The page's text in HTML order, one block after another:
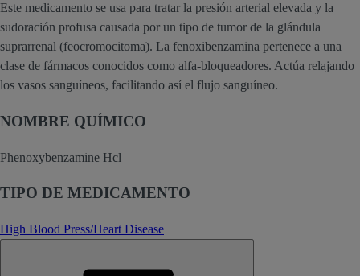
Este medicamento se usa para tratar la presión arterial elevada y la
sudoración profusa causada por un tipo de tumor de la glándula
suprarrenal (feocromocitoma). La fenoxibenzamina pertenece a una
clase de fármacos conocidos como alfa-bloqueadores. Actúa relajando
los vasos sanguíneos, facilitando así el flujo sanguíneo.
NOMBRE QUÍMICO
Phenoxybenzamine Hcl
TIPO DE MEDICAMENTO
High Blood Press/Heart Disease